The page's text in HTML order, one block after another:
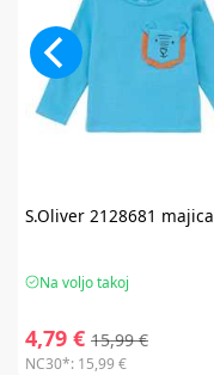
S.Oliver2128681 majica
Na voljo takoj
4,79 € 15,99 €
NC30*: 15,99 €